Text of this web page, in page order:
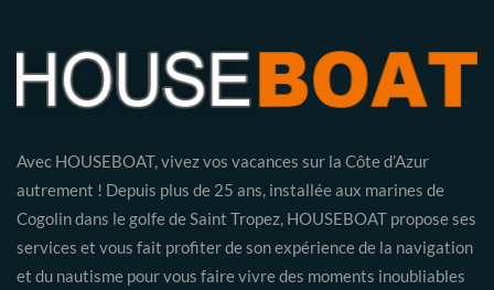
Avec HOUSEBOAT, vivez vos vacances sur la Côte d’Azur
autrement ! Depuis plus de 25 ans, installée aux marines de
Cogolin dans le golfe de Saint Tropez, HOUSEBOAT propose ses
services et vous fait profiter de son expérience de la navigation
et du nautisme pour vous faire vivre des moments inoubliables